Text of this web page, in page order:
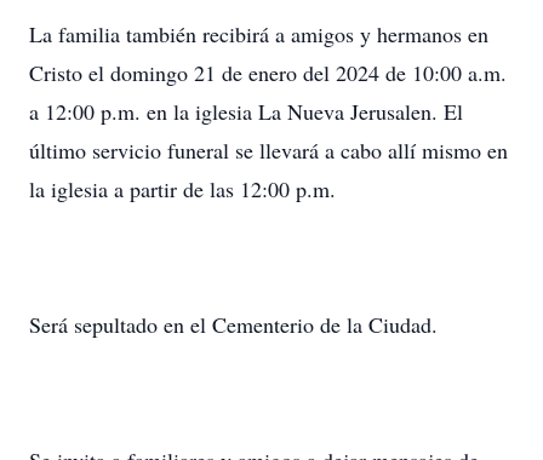
La familia también recibirá a amigos y hermanos en
Cristo el domingo 21 de enero del 2024 de 10:00 a.m.
a 12:00 p.m. en la iglesia La Nueva Jerusalen. El
último servicio funeral se llevará a cabo allí mismo en
la iglesia a partir de las 12:00 p.m.
Será sepultado en el Cementerio de la Ciudad.